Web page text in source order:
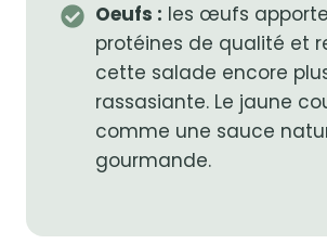
Oeufs : les œufs
protéines de qualité et
cette salade encore
rassasiante. Le jaune
comme une sauce
gourmande.